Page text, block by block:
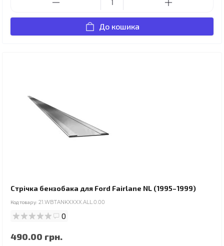
До кошика
Стрічка бензобака для Ford Fairlane NL (1995–1999)
Код товару: 21.WBTANKXXXX.ALL.0.00
0
490.00 грн.